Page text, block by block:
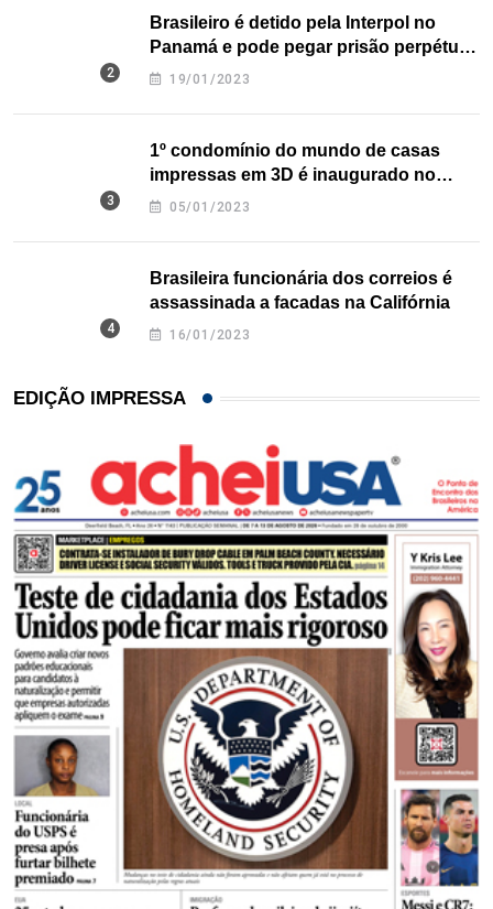
Brasileiro é detido pela Interpol no
Panamá e pode pegar prisão perpétua
nos EUA
19/01/2023
1º condomínio do mundo de casas
impressas em 3D é inaugurado no
Texas
05/01/2023
Brasileira funcionária dos correios é
assassinada a facadas na Califórnia
16/01/2023
EDIÇÃO IMPRESSA